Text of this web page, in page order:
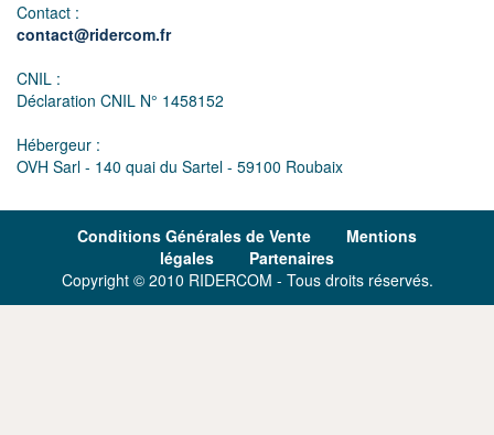
Contact :
contact@ridercom.fr
CNIL :
Déclaration CNIL N° 1458152
Hébergeur :
OVH Sarl - 140 quai du Sartel - 59100 Roubaix
Conditions Générales de Vente
Mentions
légales
Partenaires
Copyright © 2010 RIDERCOM - Tous droits réservés.